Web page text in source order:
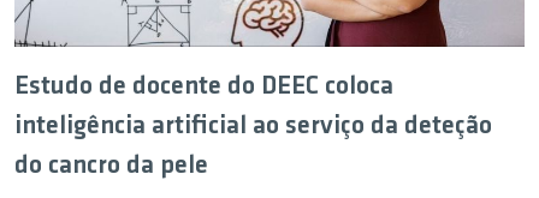
Estudo de docente do DEEC coloca
inteligência artificial ao serviço da deteção
do cancro da pele